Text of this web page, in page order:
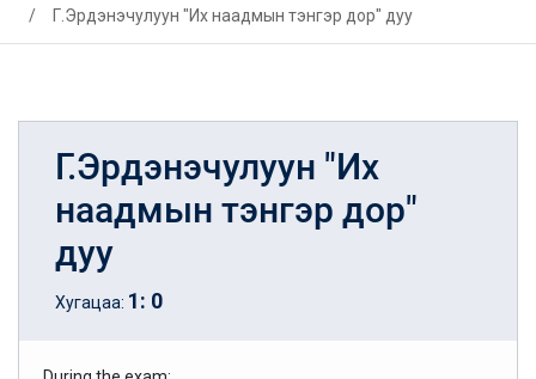
Г.Эрдэнэчулуун "Их наадмын тэнгэр дор" дуу
Г.Эрдэнэчулуун "Их
наадмын тэнгэр дор"
дуу
Хугацаа: 1: 0